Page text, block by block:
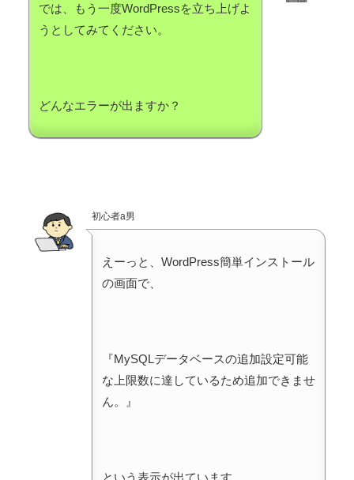
では、もう一度WordPressを立ち上げよ
うとしてみてください。
どんなエラーが出ますか？
初心者a男
えーっと、WordPress簡単インストール
の画面で、
『MySQLデータベースの追加設定可能
な上限数に達しているため追加できませ
ん。』
という表示が出ています。